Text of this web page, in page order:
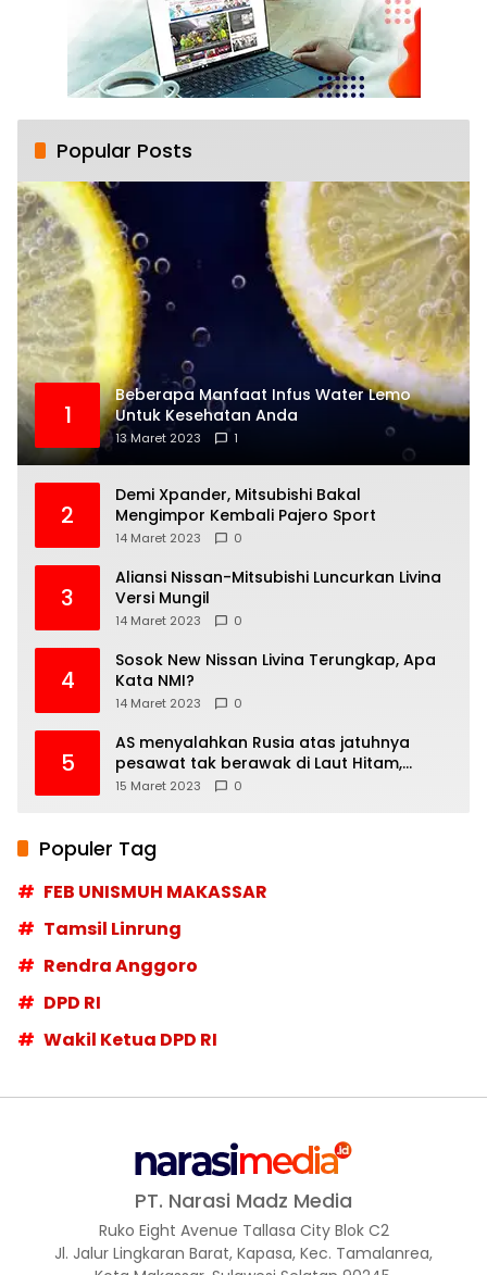
Popular Posts
1
Beberapa Manfaat Infus Water Lemo
Untuk Kesehatan Anda
13 Maret 2023 1
2
Demi Xpander, Mitsubishi Bakal
Mengimpor Kembali Pajero Sport
14 Maret 2023 0
3
Aliansi Nissan-Mitsubishi Luncurkan Livina
Versi Mungil
14 Maret 2023 0
4
Sosok New Nissan Livina Terungkap, Apa
Kata NMI?
14 Maret 2023 0
5
AS menyalahkan Rusia atas jatuhnya
pesawat tak berawak di Laut Hitam,
Moskow menyangkal
15 Maret 2023 0
Populer Tag
FEB UNISMUH MAKASSAR
Tamsil Linrung
Rendra Anggoro
DPD RI
Wakil Ketua DPD RI
PT. Narasi Madz Media
Ruko Eight Avenue Tallasa City Blok C2
Jl. Jalur Lingkaran Barat, Kapasa, Kec. Tamalanrea,